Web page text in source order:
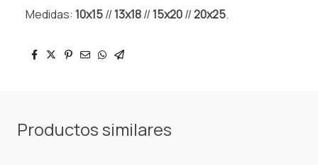
Medidas: 10x15//13x18//15x20//20x25.
Productos similares